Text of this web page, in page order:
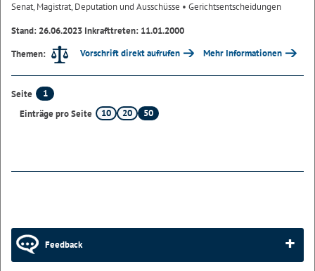
Senat, Magistrat, Deputation und Ausschüsse • Gerichtsentscheidungen
Stand: 26.06.2023 Inkrafttreten: 11.01.2000
Themen:
Vorschrift direkt aufrufen Mehr Informationen
Seite
1
Einträge pro Seite
10 20 50
Feedback